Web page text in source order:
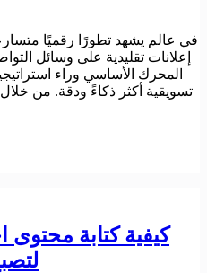
في عالم يشهد تطورًا رقميًا
إعلانات تقليدية على وسائل
تسويقية أكثر ذكاءً ودقة. من
كيفية كتابة محتوى